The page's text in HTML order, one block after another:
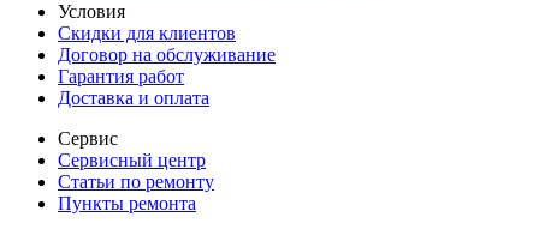
Условия
Скидки для клиентов
Договор на обслуживание
Гарантия работ
Доставка и оплата
Сервис
Сервисный центр
Статьи по ремонту
Пункты ремонта